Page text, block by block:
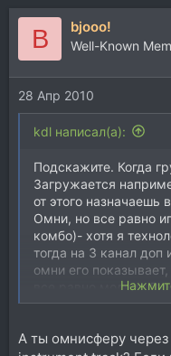
B bjooo!
Well-Known
28 Апр 2010
kdl написал(а):
Подскажите. Когда
Загружается
от этого назначаешь
Омни, но все равно
комбо)- хотя я
тогда на 3 канал доп
омни его
все равно молчит. В
играть? Или я что то
А ты омнисферу через